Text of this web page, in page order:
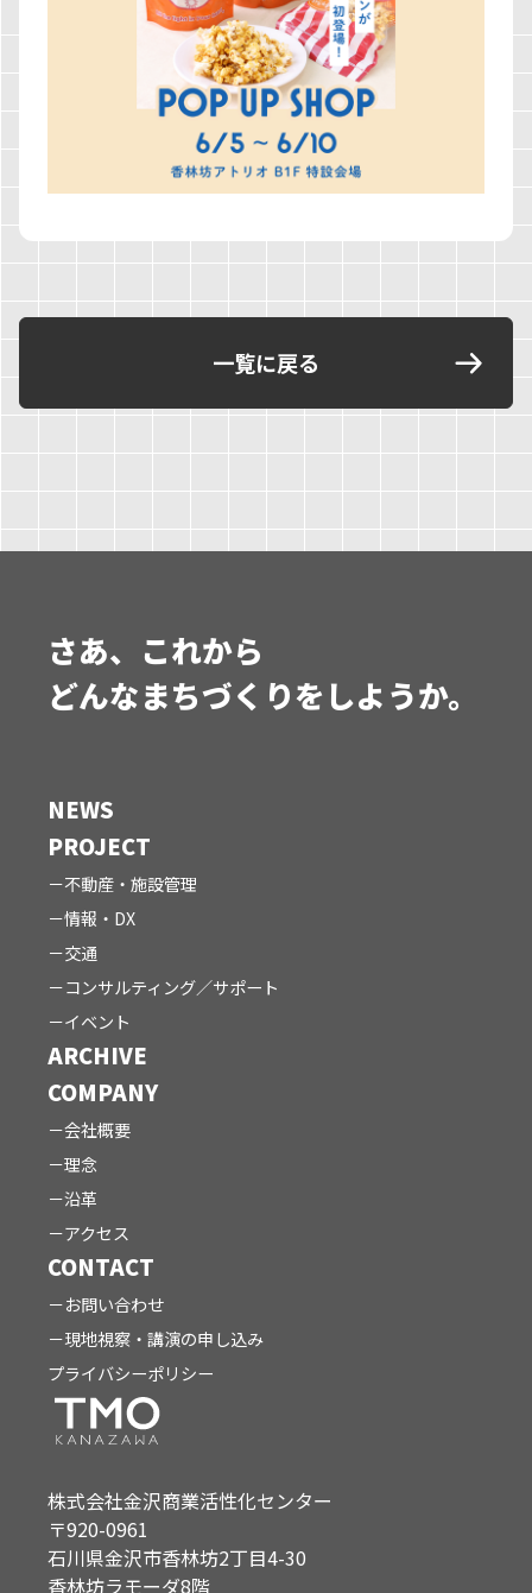
一覧に戻る
さあ、これから
どんなまちづくりをしようか。
株式会社金沢商業活性化センター
〒920-0961
石川県金沢市香林坊2丁目4-30
香林坊ラモーダ8階
NEWS
PROJECT
不動産・施設管理
情報・DX
交通
コンサルティング／サポート
イベント
ARCHIVE
COMPANY
会社概要
理念
沿革
アクセス
CONTACT
お問い合わせ
現地視察・講演の申し込み
プライバシーポリシー